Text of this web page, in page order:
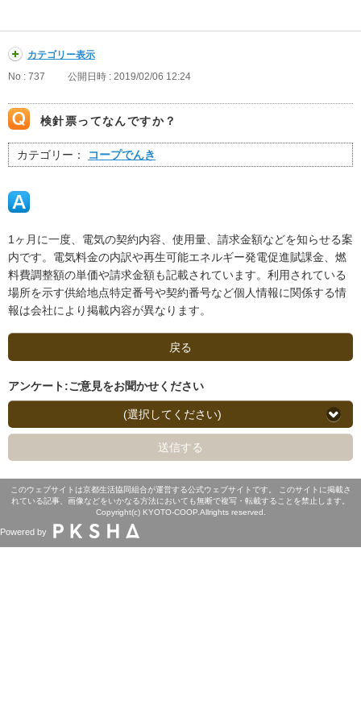
カテゴリー表示
No : 737
公開日時 : 2019/02/06 12:24
検針票ってなんですか？
カテゴリー： コープでんき
1ヶ月に一度、電気の契約内容、使用量、請求金額などを知らせる案
内です。電気料金の内訳や再生可能エネルギー発電促進賦課金、燃
料費調整額の単価や請求金額も記載されています。利用されている
場所を示す供給地点特定番号や契約番号など個人情報に関係する情
報は会社により掲載内容が異なります。
戻る
アンケート:ご意見をお聞かせください
(選択してください)
送信する
このウェブサイトは京都生活協同組合が運営する公式ウェブサイトです。 このサイトに掲載さ
れている記事、画像などをいかなる方法においても無断で複写・転載することを禁止します。
Copyright(c) KYOTO-COOP.Allrights reserved.
Powered by